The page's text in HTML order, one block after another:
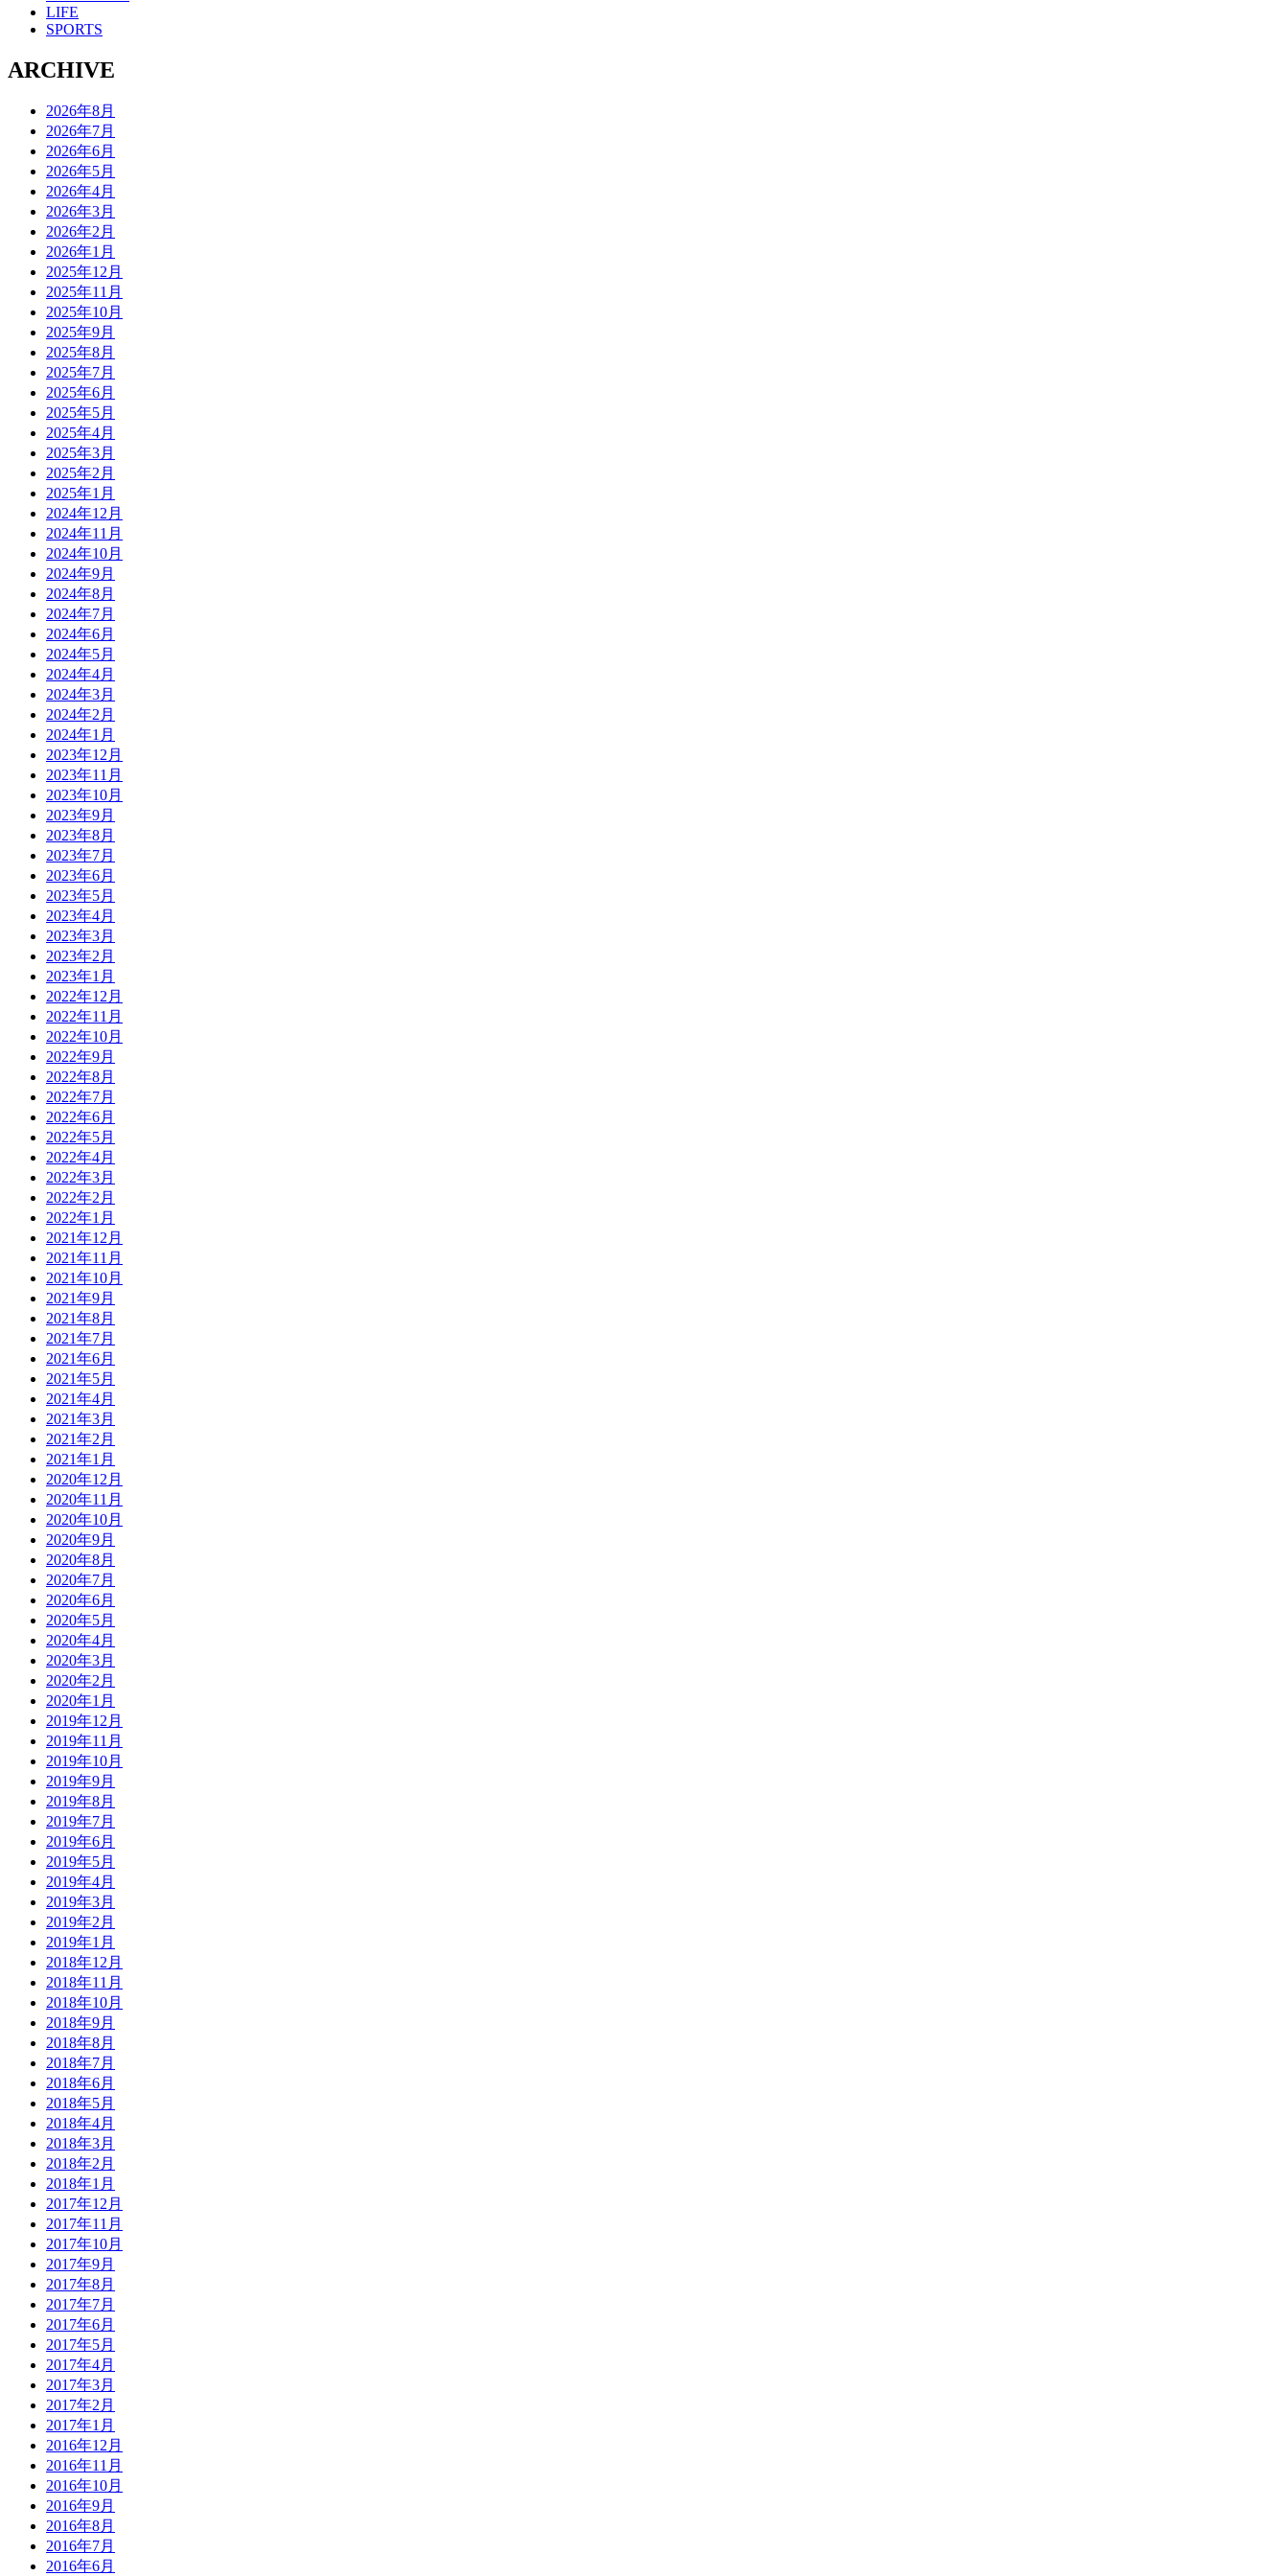
LIFE
SPORTS
ARCHIVE
2026年8月
2026年7月
2026年6月
2026年5月
2026年4月
2026年3月
2026年2月
2026年1月
2025年12月
2025年11月
2025年10月
2025年9月
2025年8月
2025年7月
2025年6月
2025年5月
2025年4月
2025年3月
2025年2月
2025年1月
2024年12月
2024年11月
2024年10月
2024年9月
2024年8月
2024年7月
2024年6月
2024年5月
2024年4月
2024年3月
2024年2月
2024年1月
2023年12月
2023年11月
2023年10月
2023年9月
2023年8月
2023年7月
2023年6月
2023年5月
2023年4月
2023年3月
2023年2月
2023年1月
2022年12月
2022年11月
2022年10月
2022年9月
2022年8月
2022年7月
2022年6月
2022年5月
2022年4月
2022年3月
2022年2月
2022年1月
2021年12月
2021年11月
2021年10月
2021年9月
2021年8月
2021年7月
2021年6月
2021年5月
2021年4月
2021年3月
2021年2月
2021年1月
2020年12月
2020年11月
2020年10月
2020年9月
2020年8月
2020年7月
2020年6月
2020年5月
2020年4月
2020年3月
2020年2月
2020年1月
2019年12月
2019年11月
2019年10月
2019年9月
2019年8月
2019年7月
2019年6月
2019年5月
2019年4月
2019年3月
2019年2月
2019年1月
2018年12月
2018年11月
2018年10月
2018年9月
2018年8月
2018年7月
2018年6月
2018年5月
2018年4月
2018年3月
2018年2月
2018年1月
2017年12月
2017年11月
2017年10月
2017年9月
2017年8月
2017年7月
2017年6月
2017年5月
2017年4月
2017年3月
2017年2月
2017年1月
2016年12月
2016年11月
2016年10月
2016年9月
2016年8月
2016年7月
2016年6月